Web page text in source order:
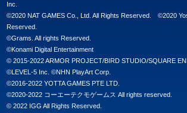
Inc.
©2020 NAT GAMES Co., Ltd. All Rights Reserved.　©2020
Reserved.
©Grams. All rights Reserved.
©Konami Digital Entertainment
© 2015-2022 ARMOR PROJECT/BIRD STUDIO/SQUARE
©LEVEL-5 Inc. ©NHN PlayArt Corp.
©2016-2022 YOTTA GAMES PTE LTD.
©2020-2022 コーエーテクモゲームス All rights reserved.
© 2022 IGG All Rights Reserved.